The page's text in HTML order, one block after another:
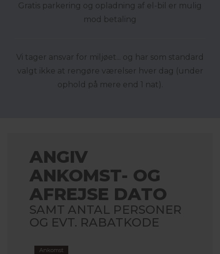
Gratis parkering og opladning af el-bil er mulig
mod betaling
Vi tager ansvar for miljøet... og har som standard
valgt ikke at rengøre værelser hver dag (under
ophold på mere end 1 nat).
ANGIV
ANKOMST- OG
AFREJSE DATO
SAMT ANTAL PERSONER
OG EVT. RABATKODE
Ankomst